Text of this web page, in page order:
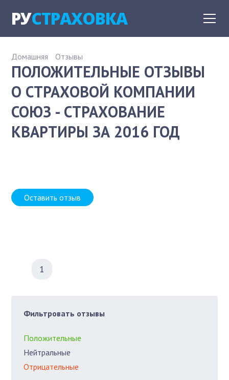
РУСТРАХОВКА
Домашняя Отзывы
ПОЛОЖИТЕЛЬНЫЕ ОТЗЫВЫ
О СТРАХОВОЙ КОМПАНИИ
СОЮЗ - СТРАХОВАНИЕ
КВАРТИРЫ ЗА 2016 ГОД
Оставить отзыв
1
Фильтровать отзывы
Положительные
Нейтральные
Отрицательные